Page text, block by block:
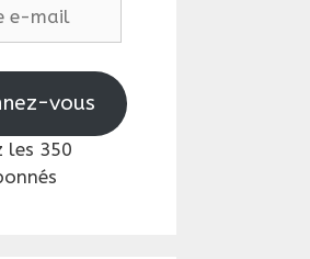
vous
les 350